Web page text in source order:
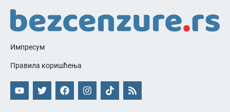
Импресум
Правила коришћења